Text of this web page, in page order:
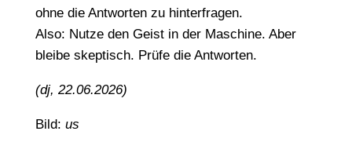
ohne die Antworten zu hinterfragen.
Also: Nutze den Geist in der Maschine. Aber
bleibe skeptisch. Prüfe die Antworten.
(dj, 22.06.2026)
Bild: us